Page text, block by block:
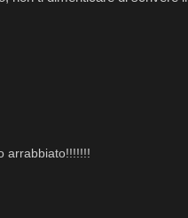
arrabbiato!!!!!!!